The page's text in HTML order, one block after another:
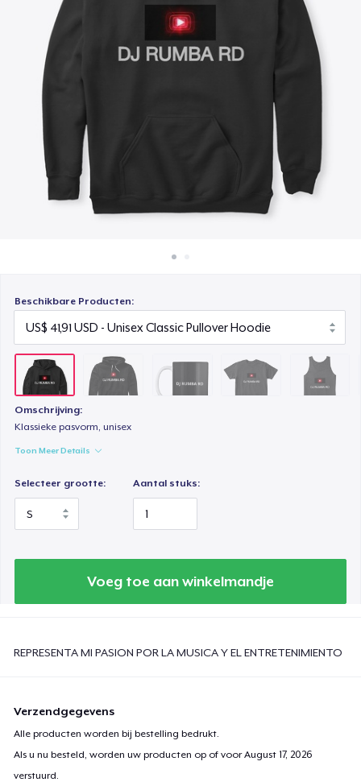
Verkoop overal
Beschikbare Producten:
Omschrijving:
Klassieke pasvorm, unisex
Toon Meer Details
Selecteer grootte: Aantal stuks:
Voeg toe aan winkelmandje
REPRESENTA MI PASION POR LA MUSICA Y EL ENTRETENIMIENTO
Verzendgegevens
Alle producten worden bij bestelling bedrukt.
Als u nu besteld, worden uw producten op of voorAugust 17, 2026
verstuurd.
Kids Premium Tee
Premium Tank Top
US$ 25,94
Baby Premium Onesie